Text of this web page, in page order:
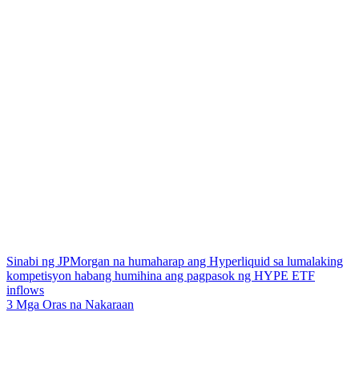
Sinabi ng JPMorgan na humaharap ang Hyperliquid sa lumalaking
kompetisyon habang humihina ang pagpasok ng HYPE ETF
inflows
3 Mga Oras na Nakaraan